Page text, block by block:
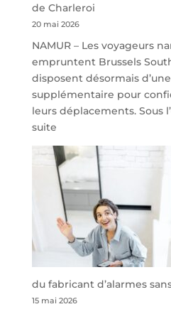
de Charleroi
20 mai 2026
NAMUR – Les voyageurs
empruntent Brussels
disposent désormais
supplémentaire pour
leurs déplacements. Sous
suite:
À
40
minutes
de
Namur,
Steveny
Park
redessine
de
parking
du fabricant d’alarmes
15 mai 2026